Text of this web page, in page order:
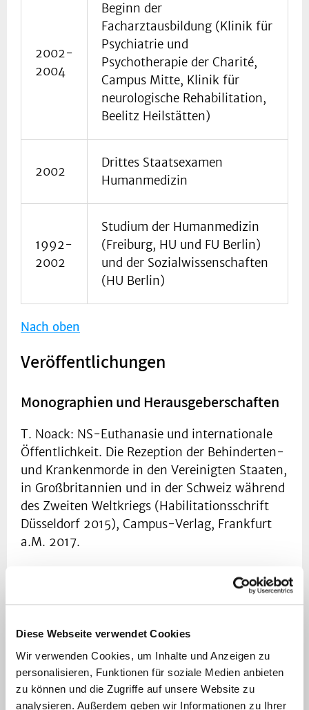
Diese Webseite verwendet Cookies
Wir verwenden Cookies, um Inhalte und Anzeigen zu
personalisieren, Funktionen für soziale Medien anbieten
zu können und die Zugriffe auf unsere Website zu
analysieren. Außerdem geben wir Informationen zu Ihrer
2002-
2004
Beginn der
Facharztausbildung (Klinik für
Psychiatrie und
Psychotherapie der Charité,
Campus Mitte, Klinik für
neurologische Rehabilitation,
Beelitz Heilstätten)
2002
Drittes Staatsexamen
Humanmedizin
1992-
2002
Studium der Humanmedizin
(Freiburg, HU und FU Berlin)
und der Sozialwissenschaften
(HU Berlin)
Nach oben
Veröffentlichungen
Monographien und Herausgeberschaften
T. Noack: NS-Euthanasie und internationale
Öffentlichkeit. Die Rezeption der Behinderten-
und Krankenmorde in den Vereinigten Staaten,
in Großbritannien und in der Schweiz während
des Zweiten Weltkriegs (Habilitationsschrift
Düsseldorf 2015), Campus-Verlag, Frankfurt
a.M. 2017.
H. Fangerau, St. Schulz, T. Noack, I. Müller
(Hg.): Medizinische Terminologie – ein
Kompaktkurs, 5. Aufl., Berlin 2014.
T. Noack, H. Fangerau, J. Vögele (Hg.): Im
Querschnitt: Geschichte, Theorie und Ethik in
der Medizin. München 2007.